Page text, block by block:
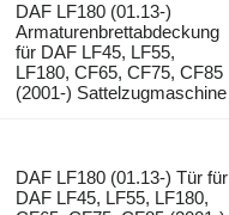
DAF LF180 (01.13-)
Armaturenbrettabdeckung
für DAF LF45, LF55,
LF180, CF65, CF75, CF85
(2001-) Sattelzugmaschine
DAF LF180 (01.13-) Tür für
DAF LF45, LF55, LF180,